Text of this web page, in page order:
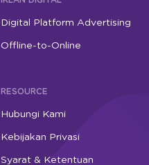
Digital Platform Advertising
Offline-to-Online
RESOURCE
Hubungi Kami
Kebijakan Privasi
Syarat & Ketentuan